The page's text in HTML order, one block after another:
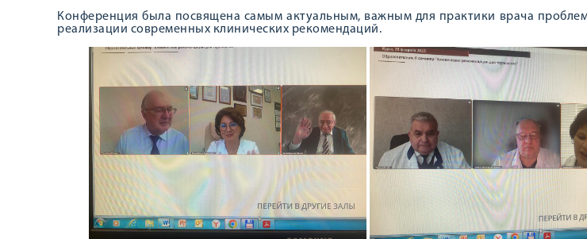
Конференция была посвящена самым актуальным, важным для практики врача
реализации современных клинических рекомендаций.